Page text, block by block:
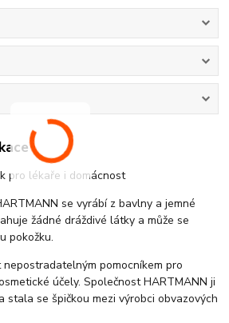
pro lékaře i domácnost
se vyrábí z bavlny a jemné
žádné dráždivé látky a může se
pokožku.
pomocníkem pro
účely. Společnost HARTMANN ji
stala se špičkou mezi výrobci obvazových